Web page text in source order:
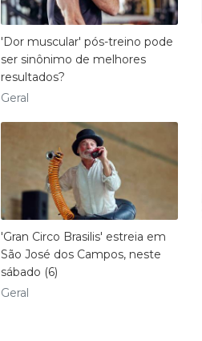
'Dor muscular' pós-treino pode
ser sinônimo de melhores
resultados?
Geral
'Gran Circo Brasilis' estreia em
São José dos Campos, neste
sábado (6)
Geral